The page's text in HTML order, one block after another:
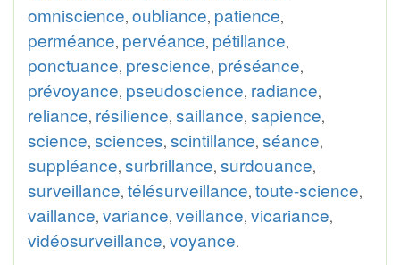
omniscience, oubliance, patience,
perméance, pervéance, pétillance,
ponctuance, prescience, préséance,
prévoyance, pseudoscience, radiance,
reliance, résilience, saillance, sapience,
science, sciences, scintillance, séance,
suppléance, surbrillance, surdouance,
surveillance, télésurveillance, toute-science,
vaillance, variance, veillance, vicariance,
vidéosurveillance, voyance.